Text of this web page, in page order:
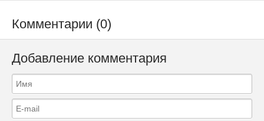
Комментарии (0)
Добавление комментария